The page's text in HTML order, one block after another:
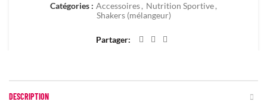
Catégories : Accessoires , Nutrition Sportive ,
Shakers (mélangeur)
Partager
DESCRIPTION